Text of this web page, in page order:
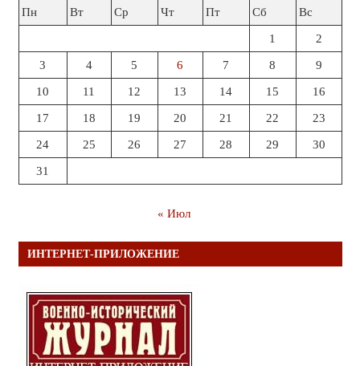
Пн
Вт Ср Чт Пт Сб Вс
1 2
3 4 5 6 7 8 9
10 11 12 13 14 15 16
17 18 19 20 21 22 23
24 25 26 27 28 29 30
31
« Июл
ИНТЕРНЕТ-ПРИЛОЖЕНИЕ